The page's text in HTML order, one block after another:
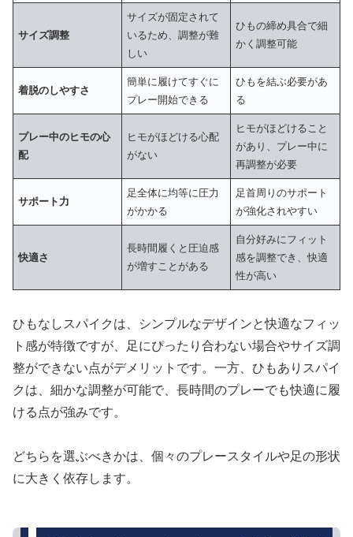
サイズ調整
サイズが固定されて
いるため、調整が難
しい
ひもの締め具合で細
かく調整可能
着脱のしやすさ
簡単に履けてすぐに
プレー開始できる
ひもを結ぶ必要があ
る
プレー中のヒモの心
配
ヒモがほどける心配
がない
ヒモがほどけること
があり、プレー中に
再調整が必要
サポート力
足全体に均等に圧力
がかかる
足首周りのサポート
が強化されやすい
快適さ
長時間履くと圧迫感
が増すことがある
自分好みにフィット
感を調整でき、快適
性が高い
ひもなしスパイクは、シンプルなデザインと快適なフィッ
ト感が特徴ですが、足にぴったり合わない場合やサイズ調
整ができない点がデメリットです。一方、ひもありスパイ
クは、細かな調整が可能で、長時間のプレーでも快適に履
ける点が強みです。
どちらを選ぶべきかは、個々のプレースタイルや足の形状
に大きく依存します。